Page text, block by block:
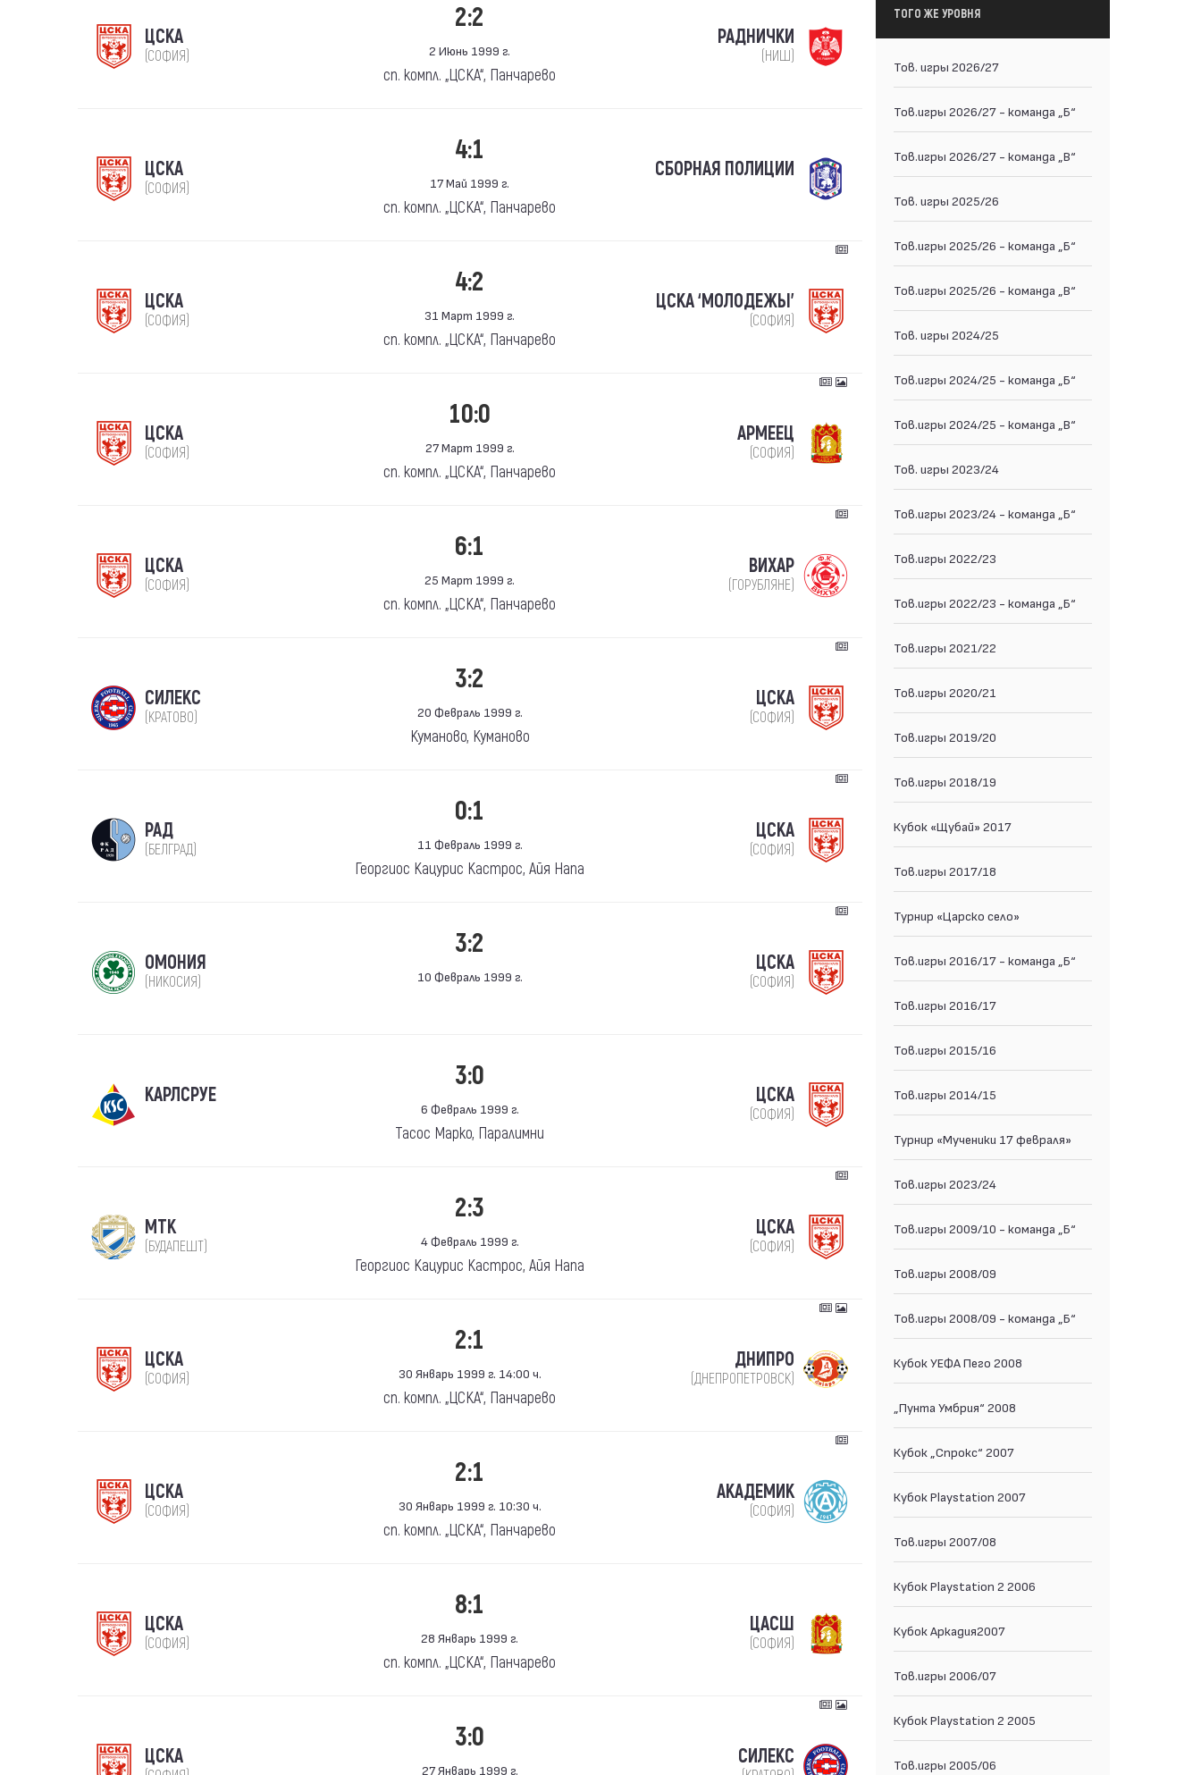
ЦСКА
(СОФИЯ)
2:2
2 Июнь 1999 г.
сп. компл. „ЦСКА“, Панчарево
РАДНИЧКИ
(НИШ)
ЦСКА
(СОФИЯ)
4:1
17 Май 1999 г.
сп. компл. „ЦСКА“, Панчарево
СБОРНАЯ ПОЛИЦИИ
ЦСКА
(СОФИЯ)
4:2
31 Март 1999 г.
сп. компл. „ЦСКА“, Панчарево
ЦСКА ‘МОЛОДЕЖЫ’
(СОФИЯ)
ЦСКА
(СОФИЯ)
10:0
27 Март 1999 г.
сп. компл. „ЦСКА“, Панчарево
АРМЕЕЦ
(СОФИЯ)
ЦСКА
(СОФИЯ)
6:1
25 Март 1999 г.
сп. компл. „ЦСКА“, Панчарево
ВИХАР
(ГОРУБЛЯНЕ)
СИЛЕКС
(КРАТОВО)
3:2
20 Февраль 1999 г.
Куманово, Куманово
ЦСКА
(СОФИЯ)
РАД
(БЕЛГРАД)
0:1
11 Февраль 1999 г.
Георгиос Кацурис Кастрос, Айя Напа
ЦСКА
(СОФИЯ)
ОМОНИЯ
(НИКОСИЯ)
3:2
10 Февраль 1999 г.
ЦСКА
(СОФИЯ)
КАРЛСРУЕ
3:0
6 Февраль 1999 г.
Тасос Марко, Паралимни
ЦСКА
(СОФИЯ)
МТК
(БУДАПЕШТ)
2:3
4 Февраль 1999 г.
Георгиос Кацурис Кастрос, Айя Напа
ЦСКА
(СОФИЯ)
ЦСКА
(СОФИЯ)
2:1
30 Январь 1999 г. 14:00 ч.
сп. компл. „ЦСКА“, Панчарево
ДНИПРО
(ДНЕПРОПЕТРОВСК)
ЦСКА
(СОФИЯ)
2:1
30 Январь 1999 г. 10:30 ч.
сп. компл. „ЦСКА“, Панчарево
АКАДЕМИК
(СОФИЯ)
ЦСКА
(СОФИЯ)
8:1
28 Январь 1999 г.
сп. компл. „ЦСКА“, Панчарево
ЦАСШ
(СОФИЯ)
ЦСКА
3:0
27 Январь 1999 г.
СИЛЕКС
ТОГО ЖЕ УРОВНЯ
Тов. игры 2026/27
Тов.игры 2026/27 - команда „Б“
Тов.игры 2026/27 - команда „В“
Тов. игры 2025/26
Тов.игры 2025/26 - команда „Б“
Тов.игры 2025/26 - команда „В“
Тов. игры 2024/25
Тов.игры 2024/25 - команда „Б“
Тов.игры 2024/25 - команда „В“
Тов. игры 2023/24
Тов.игры 2023/24 - команда „Б“
Тов.игры 2022/23
Тов.игры 2022/23 - команда „Б“
Тов.игры 2021/22
Тов.игры 2020/21
Тов.игры 2019/20
Тов.игры 2018/19
Кубок «Щубай» 2017
Тов.игры 2017/18
Турнир «Царско село»
Тов.игры 2016/17 - команда „Б“
Тов.игры 2016/17
Тов.игры 2015/16
Тов.игры 2014/15
Турнир «Мученики 17 февраля»
Тов.игры 2023/24
Тов.игры 2009/10 - команда „Б“
Тов.игры 2008/09
Тов.игры 2008/09 - команда „Б“
Кубок УЕФА Пего 2008
„Пунта Умбрия“ 2008
Кубок „Спрокс“ 2007
Кубок Playstation 2007
Тов.игры 2007/08
Кубок Playstation 2 2006
Кубок Аркадия2007
Тов.игры 2006/07
Кубок Playstation 2 2005
Тов.игры 2005/06